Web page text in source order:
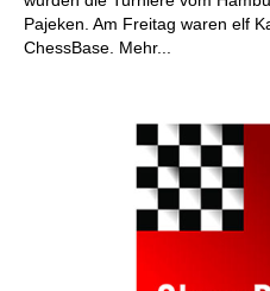
Pajeken. Am Freitag waren elf
ChessBase. Mehr...